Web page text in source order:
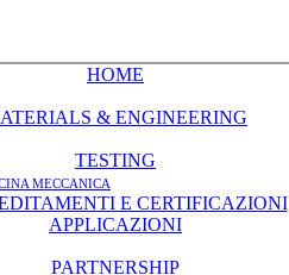
HOME
& ENGINEERING
TESTING
MECCANICA
E CERTIFICAZIONI
APPLICAZIONI
PARTNERSHIP